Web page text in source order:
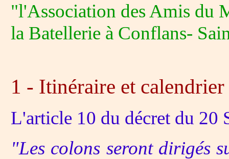
"l'Association des Amis du
la Batellerie à Conflans-
1 - Itinéraire et calendrier
L'article 10 du décret du 20
"Les colons seront dirigés